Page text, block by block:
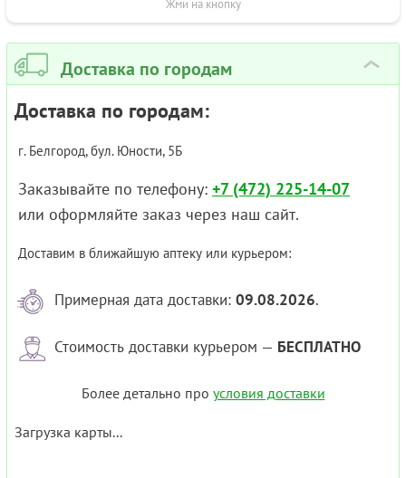
Жми на кнопку
Доставка по городам ›
Доставка по городам:
г. Белгород, бул. Юности, 5Б
Заказывайте по телефону: +7 (472) 225-14-07
или оформляйте заказ через наш сайт.
Доставим в ближайшую аптеку или курьером:
Примерная дата доставки: 09.08.2026.
Стоимость доставки курьером — БЕСПЛАТНО
Более детально про условия доставки
Загрузка карты...